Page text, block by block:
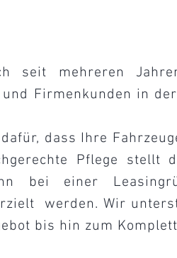
seit mehreren
Firmenkunden in der
dass Ihre
Pflege stellt
bei einer
werden. Wir
bis hin zum